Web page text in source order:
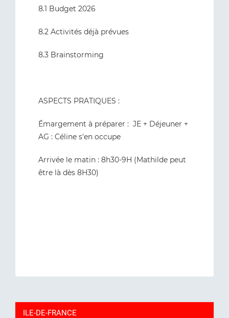
8.1 Budget 2026
8.2 Activités déjà prévues
8.3 Brainstorming
ASPECTS PRATIQUES :
Émargement à préparer : JE + Déjeuner +
AG : Céline s'en occupe
Arrivée le matin : 8h30-9H (Mathilde peut
être là dès 8H30)
ILE-DE-FRANCE